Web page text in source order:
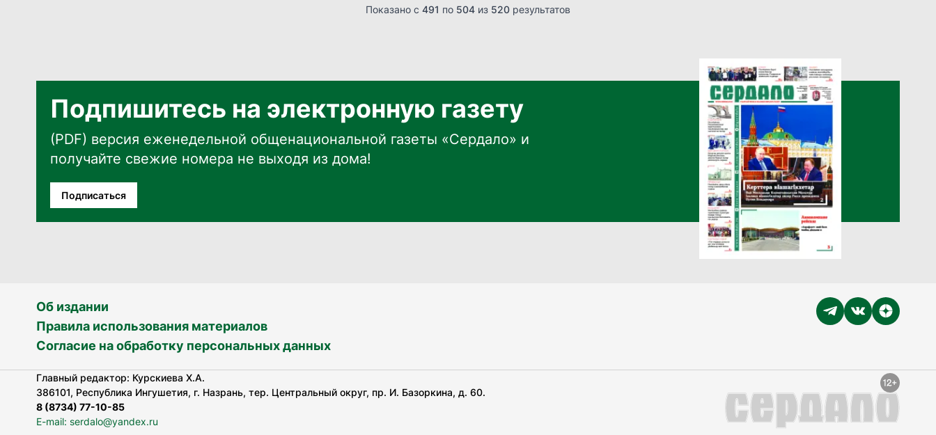
Показано с 491 по 504 из 520 результатов
Подпишитесь на электронную газету
(PDF) версия еженедельной общенациональной газеты «Сердало» и
получайте свежие номера не выходя из дома!
Подписаться
Об издании
Правила использования материалов
Согласие на обработку персональных данных
Главный редактор: Курскиева Х.А.
386101, Республика Ингушетия, г. Назрань, тер. Центральный округ, пр. И. Базоркина, д. 60.
8 (8734) 77-10-85
E-mail: serdalo@yandex.ru